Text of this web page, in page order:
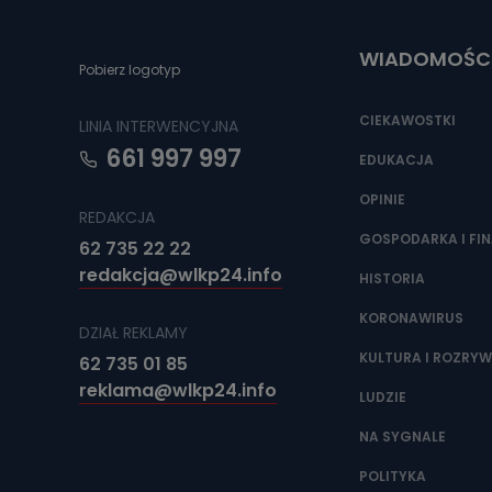
Jakie
Państwa (lub
źródeł
oraz partnerzy
Jak
Można to
Pobierz logotyp
LINIA INTERWENCYJNA
661 997 997
REDAKCJA
62 735 22 22
redakcja@wlkp24.info
DZIAŁ REKLAMY
62 735 01 85
reklama@wlkp24.info
CIEKAWOSTKI
EDUKACJA
OPINIE
GOSPODARKA I
HISTORIA
KORONAWIRUS
KULTURA I
LUDZIE
NA SYGNALE
POLITYKA